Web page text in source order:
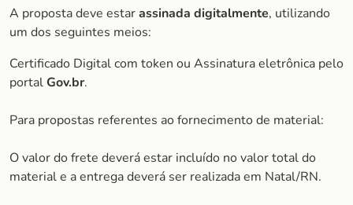
A proposta deve estarassinada digitalmente, utilizando
um dos seguintes meios:
Certificado Digital com token ou Assinatura eletrônica pelo
portalGov.br.
Para propostas referentes ao fornecimento de material:
O valor do frete deverá estar incluído no valor total do
material e a entrega deverá ser realizada em Natal/RN.